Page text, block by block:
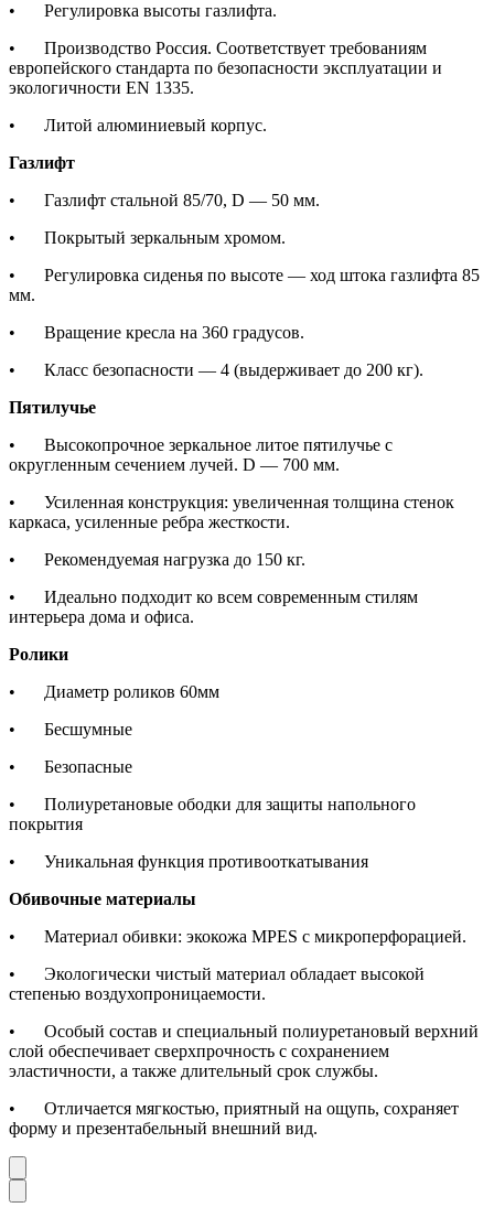
•
Регулировка высоты газлифта.
•
Производство Россия. Соответствует требованиям
европейского стандарта по безопасности эксплуатации и
экологичности EN 1335.
•
Литой алюминиевый корпус.
Газлифт
•
Газлифт стальной 85/70, D — 50 мм.
•
Покрытый зеркальным хромом.
•
Регулировка сиденья по высоте — ход штока газлифта 85
мм.
•
Вращение кресла на 360 градусов.
•
Класс безопасности — 4 (выдерживает до 200 кг).
Пятилучье
•
Высокопрочное зеркальное литое пятилучье с
округленным сечением лучей. D — 700 мм.
•
Усиленная конструкция: увеличенная толщина стенок
каркаса, усиленные ребра жесткости.
•
Рекомендуемая нагрузка до 150 кг.
•
Идеально подходит ко всем современным стилям
интерьера дома и офиса.
Ролики
•
Диаметр роликов 60мм
•
Бесшумные
•
Безопасные
•
Полиуретановые ободки для защиты напольного
покрытия
•
Уникальная функция противооткатывания
Обивочные материалы
•
Материал обивки: экокожа MPES с микроперфорацией.
•
Экологически чистый материал обладает высокой
степенью воздухопроницаемости.
•
Особый состав и специальный полиуретановый верхний
слой обеспечивает сверхпрочность с сохранением
эластичности, а также длительный срок службы.
•
Отличается мягкостью, приятный на ощупь, сохраняет
форму и презентабельный внешний вид.